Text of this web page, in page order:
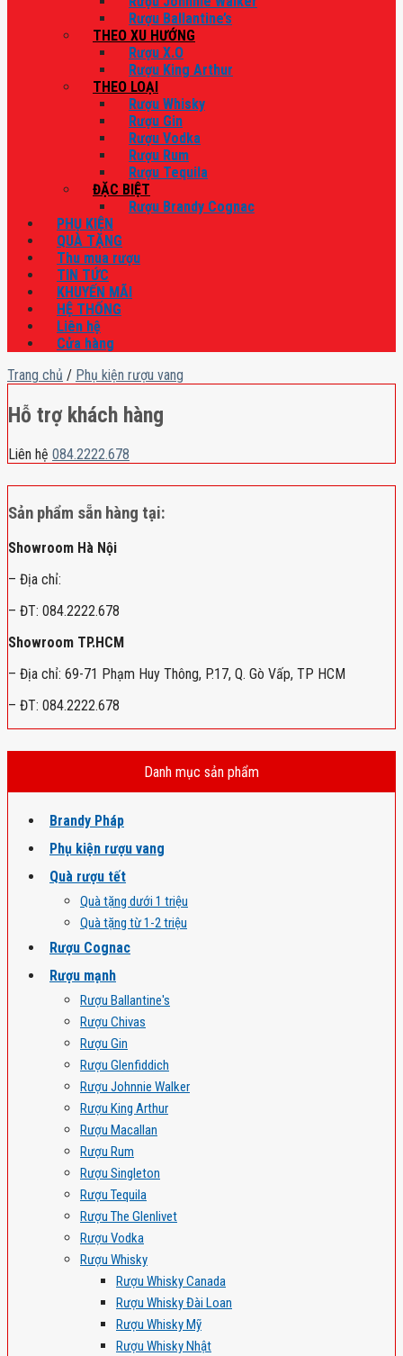
Rượu Ballantine’s
THEO XU HƯỚNG
Rượu X.O
Rượu King Arthur
THEO LOẠI
Rượu Whisky
Rượu Gin
Rượu Vodka
Rượu Rum
Rượu Tequila
ĐẶC BIỆT
Rượu Brandy Cognac
PHỤ KIỆN
QUÀ TẶNG
Thu mua rượu
TIN TỨC
KHUYẾN MÃI
HỆ THỐNG
Liên hệ
Cửa hàng
Trang chủ / Phụ kiện rượu vang
Hỗ trợ khách hàng
Liên hệ 084.2222.678
Sản phẩm sẵn hàng tại:
Showroom Hà Nội
– Địa chỉ:
– ĐT: 084.2222.678
Showroom TP.HCM
– Địa chỉ: 69-71 Phạm Huy Thông, P.17, Q. Gò Vấp, TP HCM
– ĐT: 084.2222.678
Danh mục sản phẩm
Brandy Pháp
Phụ kiện rượu vang
Quà rượu tết
Quà tặng dưới 1 triệu
Quà tặng từ 1-2 triệu
Rượu Cognac
Rượu mạnh
Rượu Ballantine's
Rượu Chivas
Rượu Gin
Rượu Glenfiddich
Rượu Johnnie Walker
Rượu King Arthur
Rượu Macallan
Rượu Rum
Rượu Singleton
Rượu Tequila
Rượu The Glenlivet
Rượu Vodka
Rượu Whisky
Rượu Whisky Canada
Rượu Whisky Đài Loan
Rượu Whisky Mỹ
Rượu Whisky Nhật